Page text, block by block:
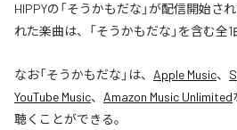
HIPPYの「そうかもだな」が配信開始さ
れた楽曲は、「そうかもだな」を含む全1
なお「そうかもだな 」は、 Apple Music、
YouTube Music、 Amazon Music Unlimited
聴くことができる。